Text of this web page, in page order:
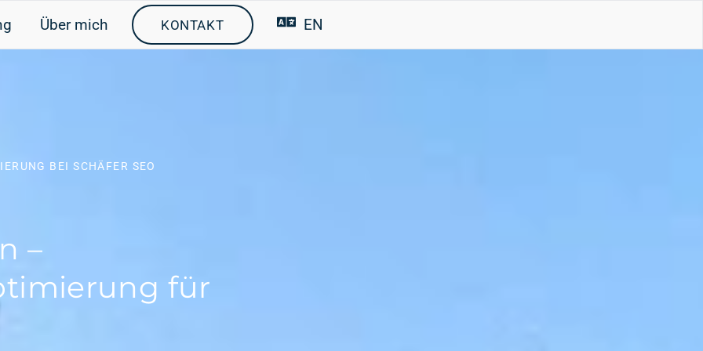
Über mich KONTAKT EN
BEI SCHÄFER SEO
–
für